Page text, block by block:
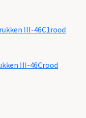
III-46C1rood
III-46Crood